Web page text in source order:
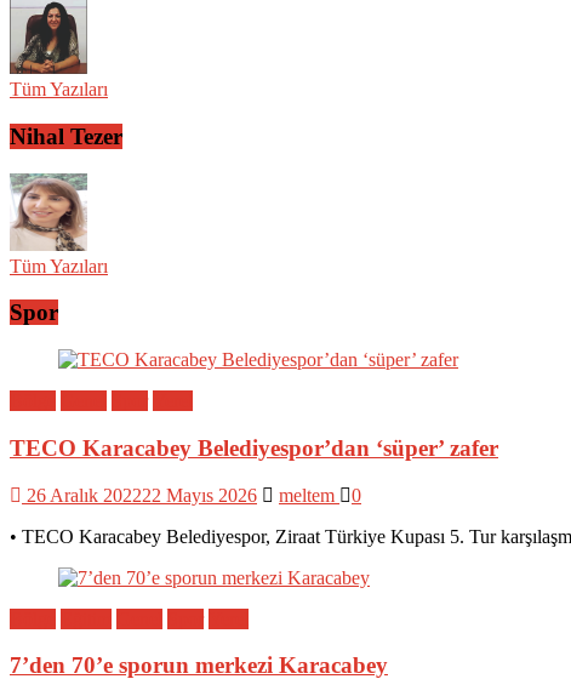
Tüm Yazıları
Nihal Tezer
Tüm Yazıları
Spor
TECO Karacabey Belediyespor’dan ‘süper’ zafer
26 Aralık 202222 Mayıs 2026 meltem
0
• TECO Karacabey Belediyespor, Ziraat Türkiye Kupası 5. Tur
7’den 70’e sporun merkezi Karacabey